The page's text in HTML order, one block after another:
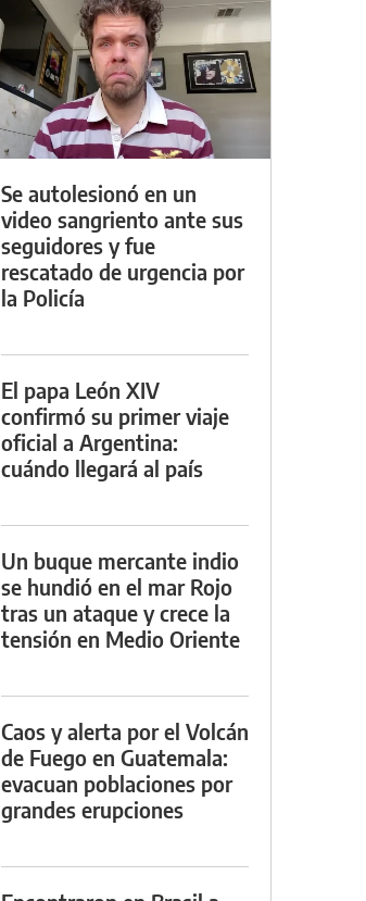
Se autolesionó en un
video sangriento ante sus
seguidores y fue
rescatado de urgencia por
la Policía
El papa León XIV
confirmó su primer viaje
oficial a Argentina:
cuándo llegará al país
Un buque mercante indio
se hundió en el mar Rojo
tras un ataque y crece la
tensión en Medio Oriente
Caos y alerta por el Volcán
de Fuego en Guatemala:
evacuan poblaciones por
grandes erupciones